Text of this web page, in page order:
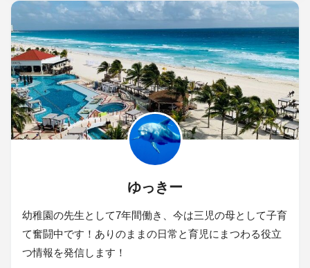
ゆっきー
幼稚園の先生として7年間働き、今は三児の母として子育
て奮闘中です！ありのままの日常と育児にまつわる役立
つ情報を発信します！